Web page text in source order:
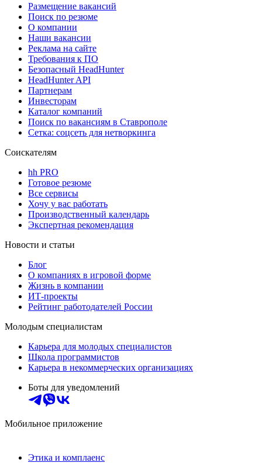
Размещение вакансий
Поиск по резюме
О компании
Наши вакансии
Реклама на сайте
Требования к ПО
Безопасный HeadHunter
HeadHunter API
Партнерам
Инвесторам
Каталог компаний
Поиск по вакансиям в Ставрополе
Сетка: соцсеть для нетворкинга
Соискателям
hh PRO
Готовое резюме
Все сервисы
Хочу у вас работать
Производственный календарь
Экспертная рекомендация
Новости и статьи
Блог
О компаниях в игровой форме
Жизнь в компании
ИТ-проекты
Рейтинг работодателей России
Молодым специалистам
Карьера для молодых специалистов
Школа программистов
Карьера в некоммерческих организациях
Боты для уведомлений
Мобильное приложение
Этика и комплаенс